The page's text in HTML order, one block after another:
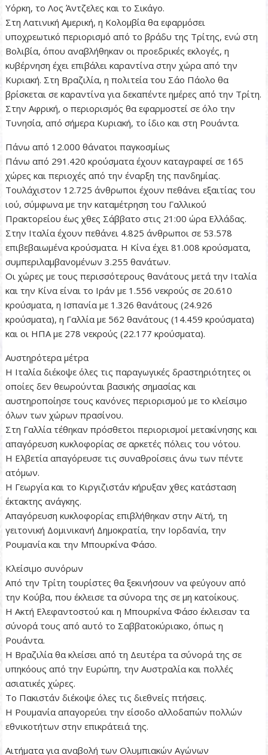
Υόρκη, το Λος Άντζελες και το Σικάγο.
Στη Λατινική Αμερική, η Κολομβία θα εφαρμόσει
υποχρεωτικό περιορισμό από το βράδυ της Τρίτης, ενώ στη
Βολιβία, όπου αναβλήθηκαν οι προεδρικές εκλογές, η
κυβέρνηση έχει επιβάλει καραντίνα στην χώρα από την
Κυριακή. Στη Βραζιλία, η πολιτεία του Σάο Πάολο θα
βρίσκεται σε καραντίνα για δεκαπέντε ημέρες από την Τρίτη.
Στην Αφρική, ο περιορισμός θα εφαρμοστεί σε όλο την
Τυνησία, από σήμερα Κυριακή, το ίδιο και στη Ρουάντα.
Πάνω από 12.000 θάνατοι παγκοσμίως
Πάνω από 291.420 κρούσματα έχουν καταγραφεί σε 165
χώρες και περιοχές από την έναρξη της πανδημίας.
Τουλάχιστον 12.725 άνθρωποι έχουν πεθάνει εξαιτίας του
ιού, σύμφωνα με την καταμέτρηση του Γαλλικού
Πρακτορείου έως χθες Σάββατο στις 21:00 ώρα Ελλάδας.
Στην Ιταλία έχουν πεθάνει 4.825 άνθρωποι σε 53.578
επιβεβαιωμένα κρούσματα. Η Κίνα έχει 81.008 κρούσματα,
συμπεριλαμβανομένων 3.255 θανάτων.
Οι χώρες με τους περισσότερους θανάτους μετά την Ιταλία
και την Κίνα είναι το Ιράν με 1.556 νεκρούς σε 20.610
κρούσματα, η Ισπανία με 1.326 θανάτους (24.926
κρούσματα), η Γαλλία με 562 θανάτους (14.459 κρούσματα)
και οι ΗΠΑ με 278 νεκρούς (22.177 κρούσματα).
Αυστηρότερα μέτρα
Η Ιταλία διέκοψε όλες τις παραγωγικές δραστηριότητες οι
οποίες δεν θεωρούνται βασικής σημασίας και
αυστηροποίησε τους κανόνες περιορισμού με το κλείσιμο
όλων των χώρων πρασίνου.
Στη Γαλλία τέθηκαν πρόσθετοι περιορισμοί μετακίνησης και
απαγόρευση κυκλοφορίας σε αρκετές πόλεις του νότου.
Η Ελβετία απαγόρευσε τις συναθροίσεις άνω των πέντε
ατόμων.
Η Γεωργία και το Κιργιζιστάν κήρυξαν χθες κατάσταση
έκτακτης ανάγκης.
Απαγόρευση κυκλοφορίας επιβλήθηκαν στην Αϊτή, τη
γειτονική Δομινικανή Δημοκρατία, την Ιορδανία, την
Ρουμανία και την Μπουρκίνα Φάσο.
Κλείσιμο συνόρων
Από την Τρίτη τουρίστες θα ξεκινήσουν να φεύγουν από
την Κούβα, που έκλεισε τα σύνορα της σε μη κατοίκους.
Η Ακτή Ελεφαντοστού και η Μπουρκίνα Φάσο έκλεισαν τα
σύνορά τους από αυτό το Σαββατοκύριακο, όπως η
Ρουάντα.
Η Βραζιλία θα κλείσει από τη Δευτέρα τα σύνορά της σε
υπηκόους από την Ευρώπη, την Αυστραλία και πολλές
ασιατικές χώρες.
Το Πακιστάν διέκοψε όλες τις διεθνείς πτήσεις.
Η Ρουμανία απαγορεύει την είσοδο αλλοδαπών πολλών
εθνικοτήτων στην επικράτειά της.
Αιτήματα για αναβολή των Ολυμπιακών Αγώνων